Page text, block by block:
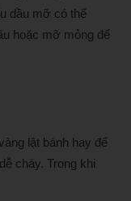
dầu mỡ có thể
hoặc mỡ mỏng để
lật bánh hay để
cháy. Trong khi